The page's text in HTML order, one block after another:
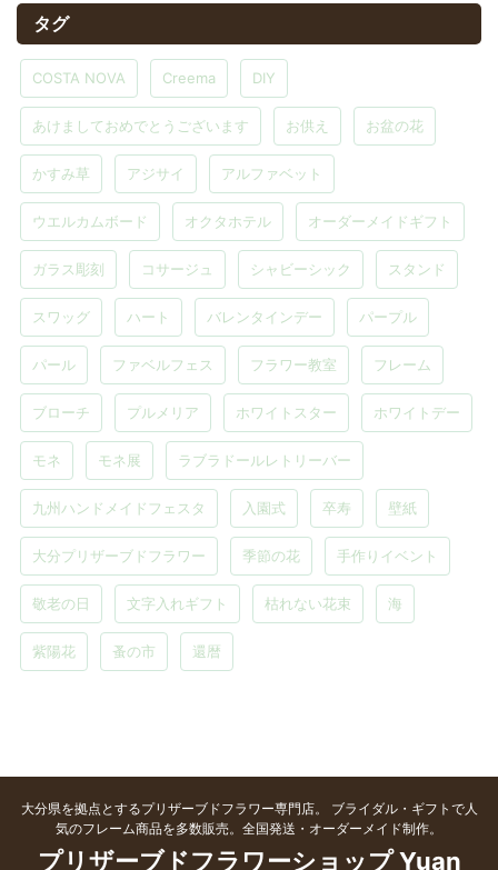
タグ
COSTA NOVA Creema DIY
あけましておめでとうございます お供え お盆の花
かすみ草 アジサイ アルファベット
ウエルカムボード オクタホテル オーダーメイドギフト
ガラス彫刻 コサージュ シャビーシック スタンド
スワッグ ハート バレンタインデー パープル
パール ファベルフェス フラワー教室 フレーム
ブローチ プルメリア ホワイトスター ホワイトデー
モネ モネ展 ラブラドールレトリーバー
九州ハンドメイドフェスタ 入園式 卒寿 壁紙
大分プリザーブドフラワー 季節の花 手作りイベント
敬老の日 文字入れギフト 枯れない花束 海
紫陽花 蚤の市 還暦
大分県を拠点とするプリザーブドフラワー専門店。 ブライダル・ギフトで人
気のフレーム商品を多数販売。全国発送・オーダーメイド制作。
プリザーブドフラワーショップ Yuan